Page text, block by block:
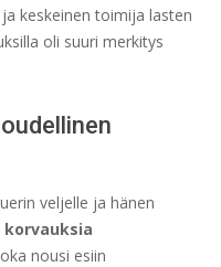
keskeinen toimija lasten
oli suuri merkitys
veljelle ja hänen
nousi esiin